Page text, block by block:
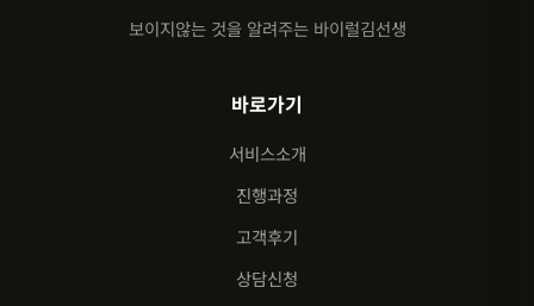
보이지않는 것을 알려주는 바이럴김선생
바로가기
서비스소개
진행과정
고객후기
상담신청